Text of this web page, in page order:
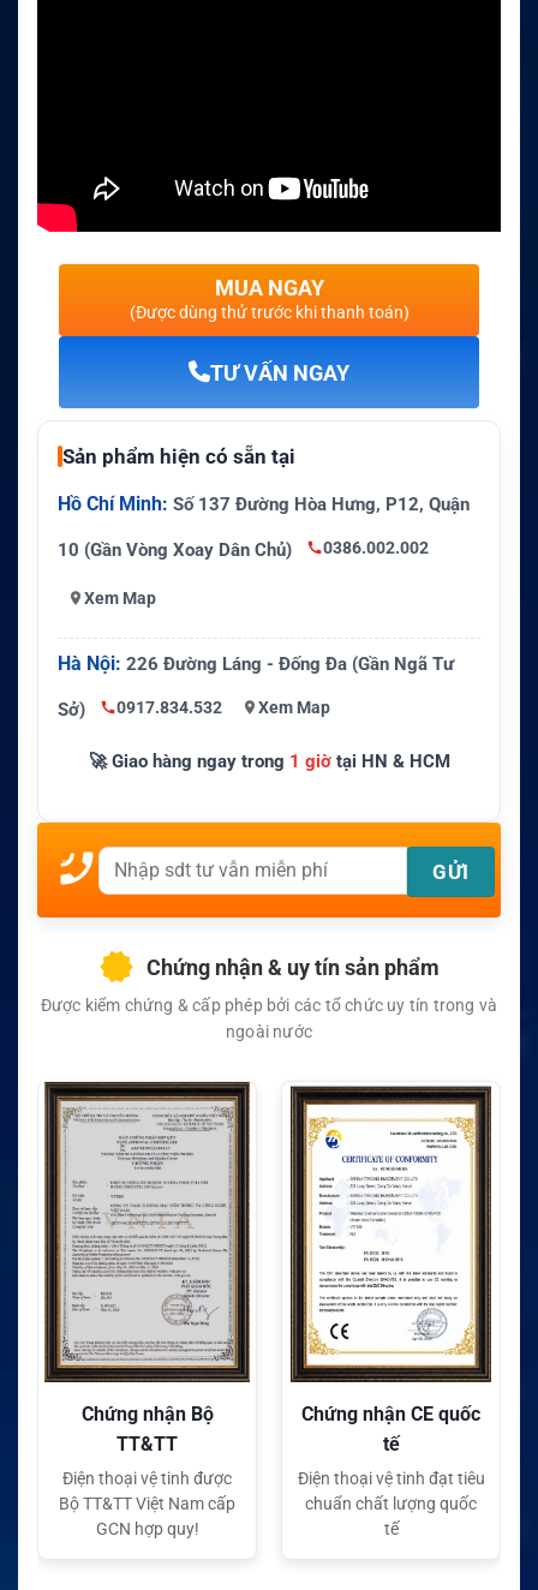
MUA NGAY
(Được dùng thử trước khi thanh toán)
TƯ VẤN NGAY
Sản phẩm hiện có sẵn tại
Hồ Chí Minh: Số 137 Đường Hòa Hưng, P12, Quận
10 (Gần Vòng Xoay Dân Chủ) 0386.002.002
Xem Map
Hà Nội: 226 Đường Láng - Đống Đa (Gần Ngã Tư
Sở) 0917.834.532 Xem Map
🚀 Giao hàng ngay trong 1 giờtại HN & HCM
Chứng nhận & uy tín sản phẩm
Được kiểm chứng & cấp phép bởi các tổ chức uy tín trong và
ngoài nước
Chứng nhận Bộ
TT&TT
Điện thoại vệ tinh được
Bộ TT&TT Việt Nam cấp
GCN hợp quy!
Chứng nhận CE quốc
tế
Điện thoại vệ tinh đạt tiêu
chuẩn chất lượng quốc
tế